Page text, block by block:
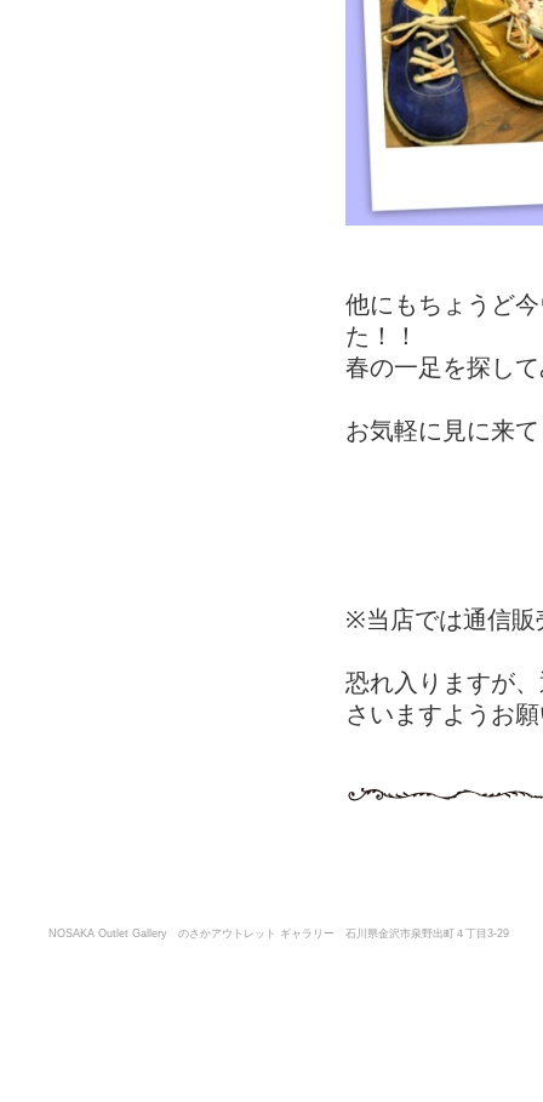
他にもちょうど
た！！
春の一足を探し
お気軽に見に来
※当店では通信販
恐れ入りますが
さいますようお
NOSAKA Outlet Gallery のさかアウトレット ギャラリー 石川県金沢市泉野出町４丁目3-29